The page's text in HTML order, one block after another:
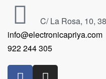
C/ La Rosa, 10,
info@electronicapriya.com
922 244 305